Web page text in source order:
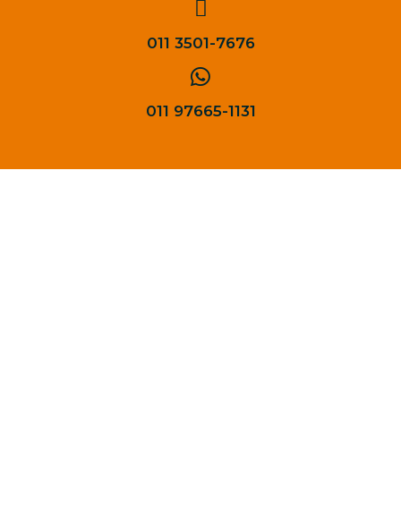
011 3501-7676
011 97665-1131